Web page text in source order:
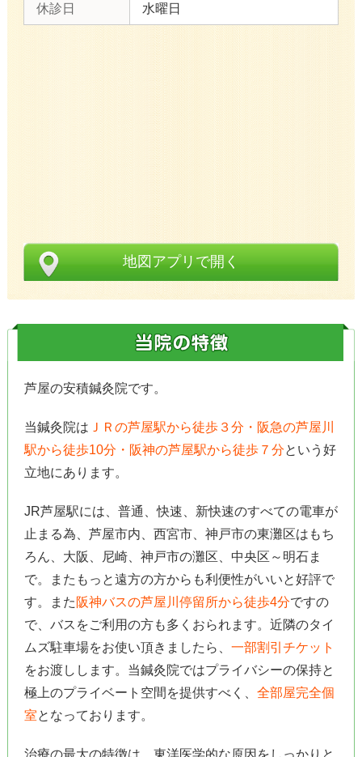
休診日 水曜日
地図アプリで開く
芦屋の安積鍼灸院です。
当鍼灸院は ＪＲの芦屋駅から徒歩３分・阪急の芦屋川
駅から徒歩10分・阪神の芦屋駅から徒歩７分という好
立地にあります。
JR芦屋駅には、普通、快速、新快速のすべての電車が
止まる為、芦屋市内、西宮市、神戸市の東灘区はもち
ろん、大阪、尼崎、神戸市の灘区、中央区～明石ま
で。またもっと遠方の方からも利便性がいいと好評で
す。また 阪神バスの芦屋川停留所から徒歩4分ですの
で、バスをご利用の方も多くおられます。近隣のタイ
ムズ駐車場をお使い頂きましたら、 一部割引チケット
をお渡しします。当鍼灸院ではプライバシーの保持と
極上のプライベート空間を提供すべく、 全部屋完全個
室となっております。
治療の最大の特徴は、東洋医学的な原因をしっかりと